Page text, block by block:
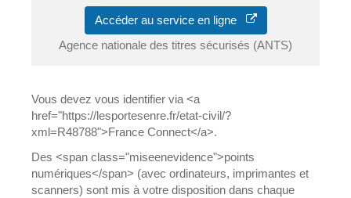
Accéder au service en ligne
Agence nationale des titres sécurisés (ANTS)
Vous devez vous identifier via <a
href="https://lesportesenre.fr/etat-civil/?
xml=R48788">France Connect</a>.
Des <span class="miseenevidence">points
numériques</span> (avec ordinateurs, imprimantes et
scanners) sont mis à votre disposition dans chaque